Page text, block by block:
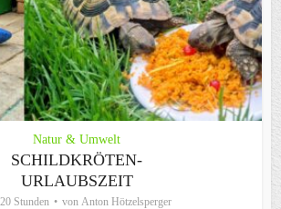
Natur & Umwelt
SCHILDKRÖTEN-
URLAUBSZEIT
Stunden von Anton Hötzelsperger